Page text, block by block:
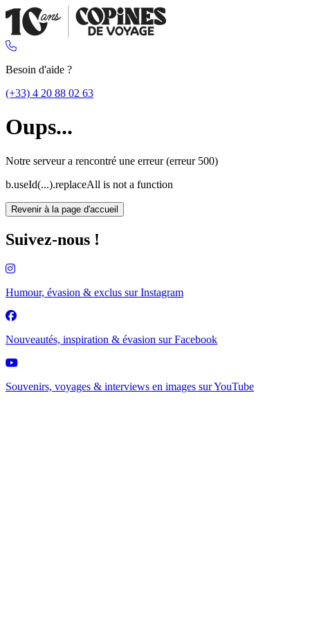
Besoin d'aide ?
(+33) 4 20 88 02 63
Oups...
Notre serveur a rencontré une erreur (erreur 500)
b.useId(...).replaceAll is not a function
Revenir à la page d'accueil
Suivez-nous !
Humour, évasion & exclus surInstagram
Nouveautés, inspiration & évasion surFacebook
Souvenirs, voyages & interviews en images surYouTube